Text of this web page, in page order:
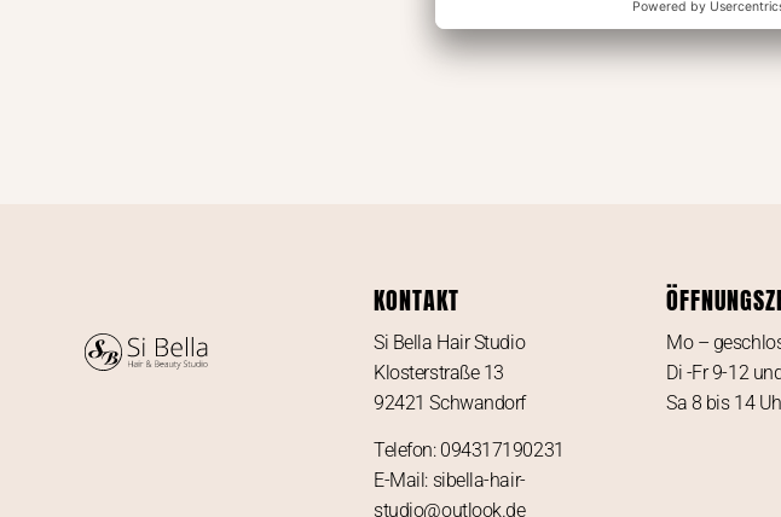
KONTAKT
Si Bella Hair Studio
Klosterstraße 13
92421 Schwandorf
Telefon: 094317190231
E-Mail: sibella-hair-
studio@outlook.de
Mo –
Di -Fr 9-12
Sa 8 bis 14